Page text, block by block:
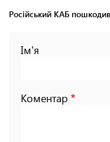
Російський КАБ
Ім'я
Коментар